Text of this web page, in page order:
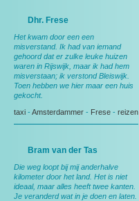
Dhr. Frese
Het kwam door een een
misverstand. Ik had van iemand
gehoord dat er zulke leuke huizen
waren in Rijswijk, maar ik had hem
misverstaan; ik verstond Bleiswijk.
Toen hebben we hier maar een huis
gekocht.
taxi - Amsterdammer - Frese - reizen
Bram van der Tas
Die weg loopt bij mij anderhalve
kilometer door het land. Het is niet
ideaal, maar alles heeft twee kanten.
Je veranderd wat in je doen en laten.